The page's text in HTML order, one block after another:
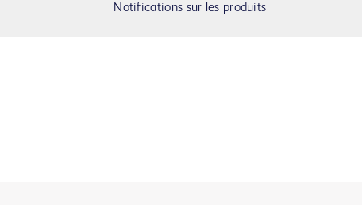
Notifications sur les produits